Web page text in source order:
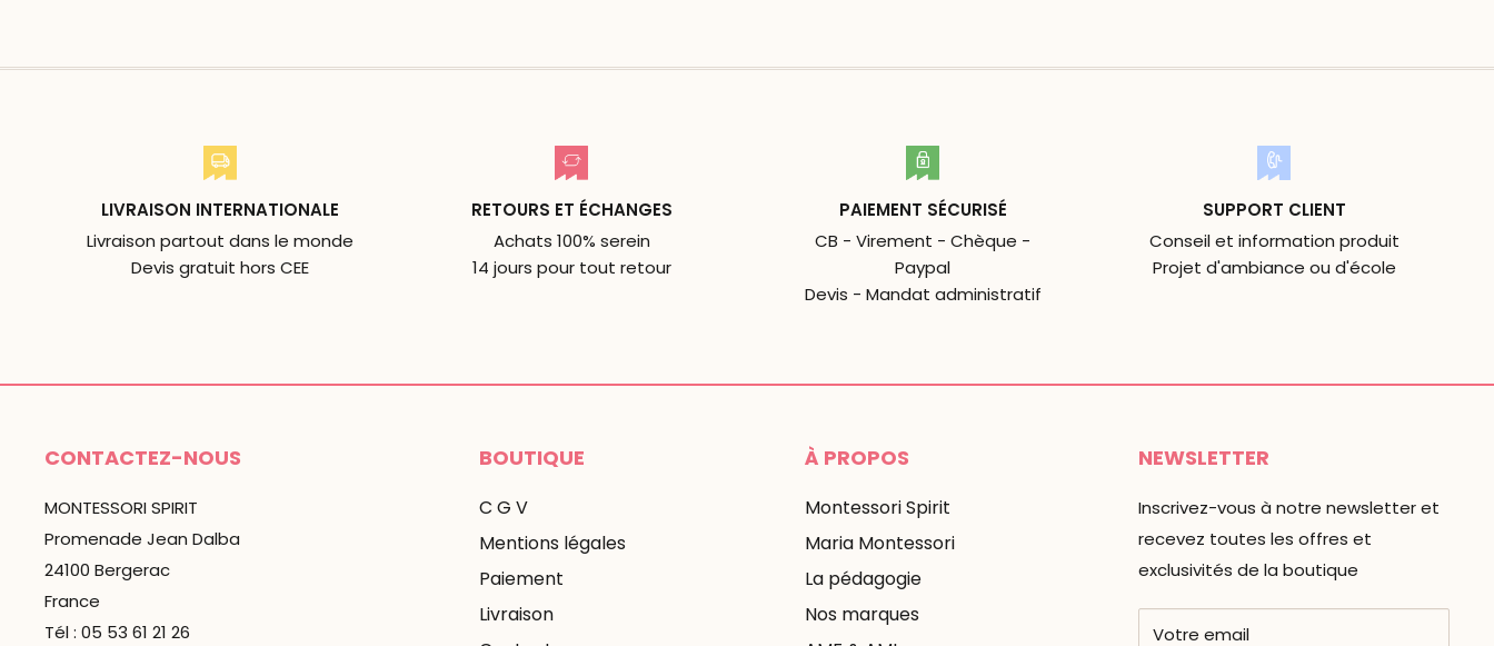
LIVRAISON INTERNATIONALE
Livraison partout dans le monde
Devis gratuit hors CEE
RETOURS ET ÉCHANGES
Achats 100% serein
14 jours pour tout retour
PAIEMENT SÉCURISÉ
CB - Virement - Chèque -
Paypal
Devis - Mandat administratif
SUPPORT CLIENT
Conseil et information produit
Projet d'ambiance ou d'école
CONTACTEZ-NOUS
MONTESSORI SPIRIT
Promenade Jean Dalba
24100 Bergerac
France
Tél : 05 53 61 21 26
BOUTIQUE
C G V
Mentions légales
Paiement
Livraison
À PROPOS
Montessori Spirit
Maria Montessori
La pédagogie
Nos marques
NEWSLETTER
Inscrivez-vous à notre newsletter et
recevez toutes les offres et
exclusivités de la boutique
Votre email